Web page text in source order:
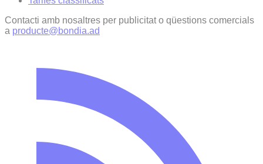
Contacti amb nosaltres per publicitat o qüestions comercials
a producte@bondia.ad